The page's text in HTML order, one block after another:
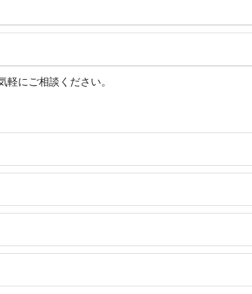
にご相談ください。